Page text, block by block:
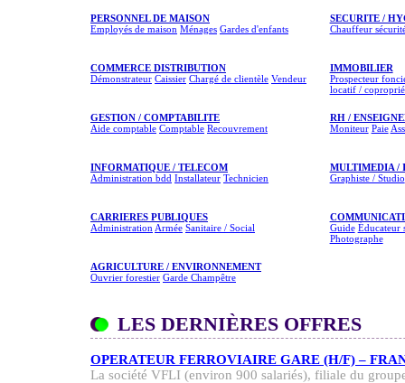
PERSONNEL DE MAISON
Employés de maison Ménages Gardes d'enfants
SECURITE /
Chauffeur
COMMERCE DISTRIBUTION
Démonstrateur Caissier Chargé de clientèle Vendeur
IMMOBILIER
Prospecteur
locatif /
GESTION / COMPTABILITE
Aide comptable Comptable Recouvrement
RH /
Moniteur Paie
INFORMATIQUE / TELECOM
Administration bdd Installateur Technicien
MULTIMEDIA /
Graphiste / Studio
CARRIERES PUBLIQUES
Administration Armée Sanitaire / Social
Guide Éducateur
Photographe
AGRICULTURE / ENVIRONNEMENT
Ouvrier forestier Garde Champêtre
LES DERNIÈRES OFFRES
OPERATEUR FERROVIAIRE GARE (H/F) –
La société VFLI (environ 900 salariés), filiale du